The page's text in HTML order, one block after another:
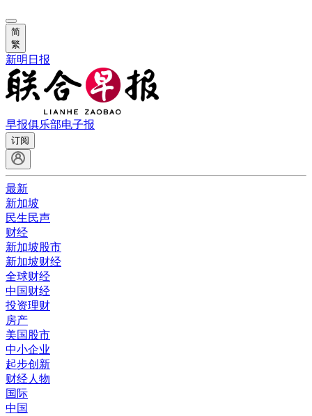
简
繁
新明日报
早报俱乐部电子报
订阅
最新
新加坡
民生民声
财经
新加坡股市
新加坡财经
全球财经
中国财经
投资理财
房产
美国股市
中小企业
起步创新
财经人物
国际
中国